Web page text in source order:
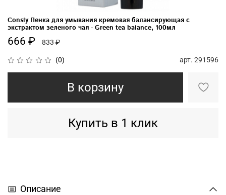
(0) арт. 291596
Consly Пенка для умывания кремовая балансирующая с
экстрактом зеленого чая - Green tea balance, 100мл
666 ₽ 833 ₽
В корзину
Купить в 1 клик
Описание